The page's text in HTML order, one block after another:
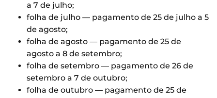
a 7 de julho;
folha de julho — pagamento de 25 de julho a 5
de agosto;
folha de agosto — pagamento de 25 de
agosto a 8 de setembro;
folha de setembro — pagamento de 26 de
setembro a 7 de outubro;
folha de outubro — pagamento de 25 de